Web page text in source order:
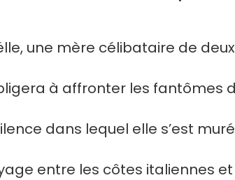
une mère célibataire de
à affronter les fantômes
dans lequel elle s’est
entre les côtes italiennes